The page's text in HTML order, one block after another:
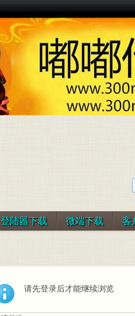
登陆器下载 微端下载 客
请先登录后才能继续浏览